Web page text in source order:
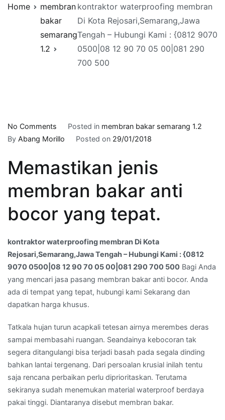
Home
membran
bakar
semarang
1.2
kontraktor waterproofing membran
Di Kota Rejosari,Semarang,Jawa
Tengah – Hubungi Kami : {0812 9070
0500|08 12 90 70 05 00|081 290
700 500
No Comments
kontraktor
membran
Di
Kota
Tengah
Hubungi
Kami
:
{0812
9070
0500|08
90
70
05
00|081
290
700
500
Posted in membran bakar semarang 1.2
By Abang Morillo Posted on 29/01/2018
Memastikan jenis
membran bakar anti
bocor yang tepat.
kontraktor waterproofing membran Di Kota
Rejosari,Semarang,Jawa Tengah – Hubungi Kami : {0812
9070 0500|08 12 90 70 05 00|081 290 700 500 Bagi Anda
yang mencari jasa pasang membran bakar anti bocor. Anda
ada di tempat yang tepat, hubungi kami Sekarang dan
dapatkan harga khusus.
Tatkala hujan turun acapkali tetesan airnya merembes deras
sampai membasahi ruangan. Seandainya kebocoran tak
segera ditangulangi bisa terjadi basah pada segala dinding
bahkan lantai tergenang. Dari persoalan krusial inilah tentu
saja rencana perbaikan perlu diprioritaskan. Terutama
sekiranya sudah menemukan material waterproof berdaya
pakai tinggi. Diantaranya disebut membran bakar.